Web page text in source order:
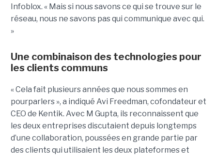
Infoblox. « Mais si nous savons ce qui se trouve sur le
réseau, nous ne savons pas qui communique avec qui.
»
Une combinaison des technologies pour
les clients communs
« Cela fait plusieurs années que nous sommes en
pourparlers », a indiqué Avi Freedman, cofondateur et
CEO de Kentik. Avec M Gupta, ils reconnaissent que
les deux entreprises discutaient depuis longtemps
d’une collaboration, poussées en grande partie par
des clients qui utilisaient les deux plateformes et